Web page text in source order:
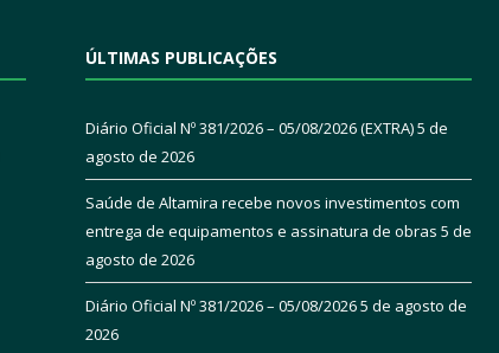
ÚLTIMAS PUBLICAÇÕES
Diário Oficial Nº 381/2026 – 05/08/2026 (EXTRA)5 de
agosto de 2026
Saúde de Altamira recebe novos investimentos com
entrega de equipamentos e assinatura de obras 5 de
agosto de 2026
Diário Oficial Nº 381/2026 – 05/08/20265 de agosto de
2026